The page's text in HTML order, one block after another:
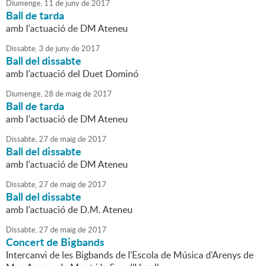
Diumenge, 11 de junyde2017
Ball de tarda
amb l'actuació de DM Ateneu
Dissabte,3 de junyde2017
Ball del dissabte
amb l'actuació del Duet Dominó
Diumenge,28 de maigde2017
Ball de tarda
amb l'actuació de DM Ateneu
Dissabte,27 de maigde2017
Ball del dissabte
amb l'actuació de DM Ateneu
Dissabte,27 de maigde2017
Ball del dissabte
amb l'actuació de D.M. Ateneu
Dissabte,27 de maigde2017
Concert de Bigbands
Intercanvi de les Bigbands de l'Escola de Música d'Arenys de